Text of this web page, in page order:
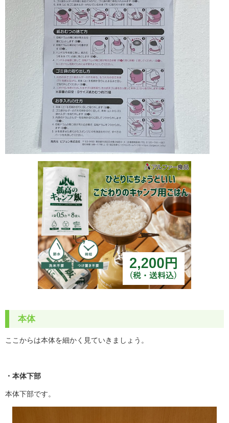
本体
ここからは本体を細かく見ていきましょう。
・本体下部
本体下部です。